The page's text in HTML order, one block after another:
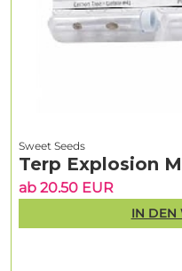
Sweet Seeds
Terp Explosion
ab 20.50 EUR
IN DEN